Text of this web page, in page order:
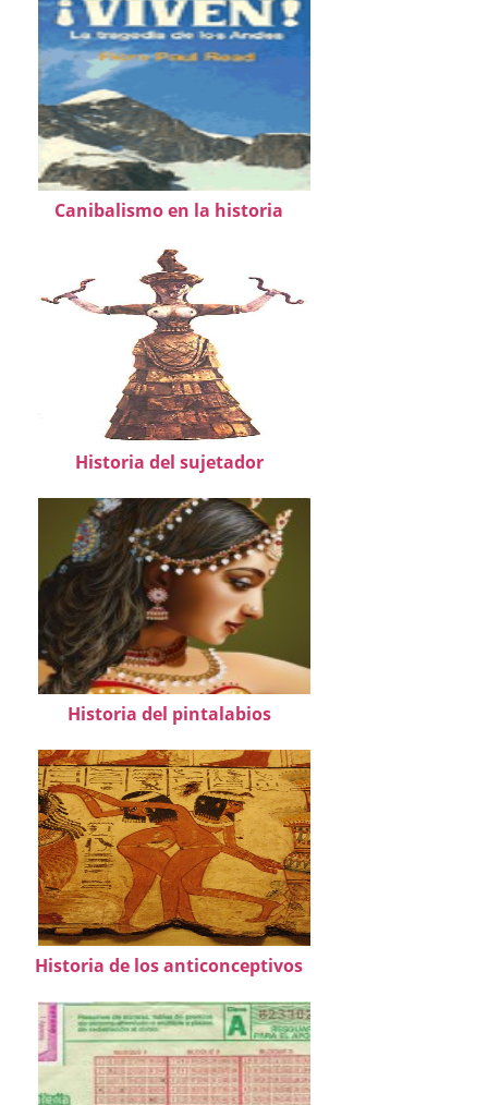
Canibalismo en la historia
Historia del sujetador
Historia del pintalabios
Historia de los anticonceptivos